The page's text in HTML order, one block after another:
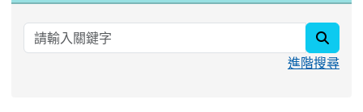
進階搜尋